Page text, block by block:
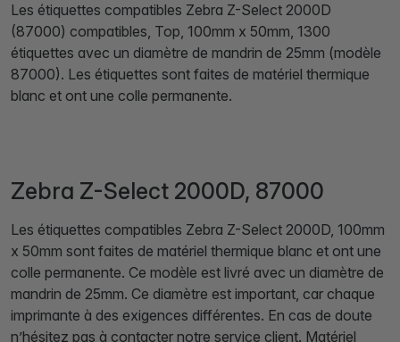
Les étiquettes compatibles Zebra Z-Select 2000D
(87000) compatibles, Top, 100mm x 50mm, 1300
étiquettes avec un diamètre de mandrin de 25mm (modèle
87000). Les étiquettes sont faites de matériel thermique
blanc et ont une colle permanente.
Zebra Z-Select 2000D, 87000
Les étiquettes compatibles Zebra Z-Select 2000D, 100mm
x 50mm sont faites de matériel thermique blanc et ont une
colle permanente. Ce modèle est livré avec un diamètre de
mandrin de 25mm. Ce diamètre est important, car chaque
imprimante à des exigences différentes. En cas de doute
n’hésitez pas à contacter notre service client. Matériel